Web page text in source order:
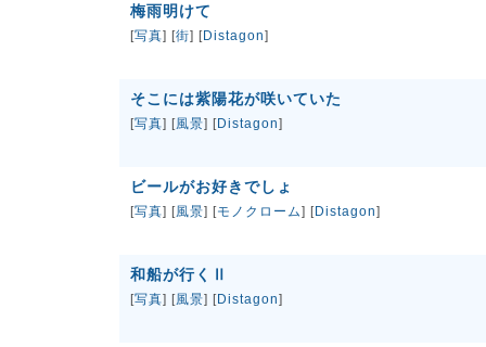
梅雨明けて
[写真] [街] [Distagon]
そこには紫陽花が咲いていた
[写真] [風景] [Distagon]
ビールがお好きでしょ
[写真] [風景] [モノクローム] [Distagon]
和船が行くⅡ
[写真] [風景] [Distagon]